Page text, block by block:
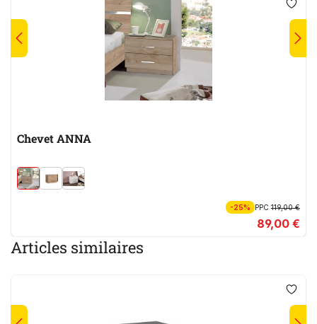
Chevet ANNA
-25% PPC119,00 €
89,00 €
Articles similaires